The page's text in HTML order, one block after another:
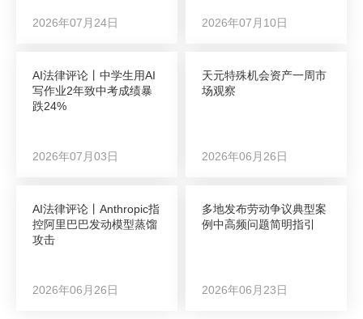
2026年07月24日 2026年07月10日
AI法律评论丨中学生用AI
写作业2年致中考成绩暴
跌24%
2026年07月03日
天元特殊机会资产一周市
场观察
2026年06月26日
AI法律评论丨Anthropic指
控阿里巴巴发动模型蒸馏
攻击
2026年06月26日
多地发布劳动争议典型案
例中高频问题简明指引
2026年06月23日